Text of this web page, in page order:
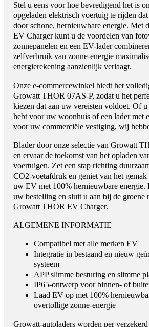
Stel u eens voor hoe bevredigend het is
opgeladen elektrisch voertuig te rijden
door schone, hernieuwbare energie. Met
EV Charger kunt u de voordelen van
zonnepanelen en een EV-lader
zelfverbruik van zonne-energie
energierekening aanzienlijk verlaagt.
Onze e-commercewinkel biedt het
Growatt THOR 07AS-P, zodat u het
kiezen dat aan uw vereisten voldoet. Of
hebt voor uw woonhuis of een lader met
voor uw commerciële vestiging, wij
Blader door onze selectie van Growatt
en ervaar de toekomst van het opladen
voertuigen. Zet een stap richting
CO2-voetafdruk en geniet van het
uw EV met 100% hernieuwbare energie.
uw bestelling en sluit u aan bij de groene
Growatt THOR EV Charger.
ALGEMENE INFORMATIE
Compatibel met alle merken EV
Integratie in bestaand en nieuw
systeem
APP slimme besturing en slimme
IP65-ontwerp voor binnen- of
Laad EV op met 100%
overtollige zonne-energie
Growatt-autoladers worden per